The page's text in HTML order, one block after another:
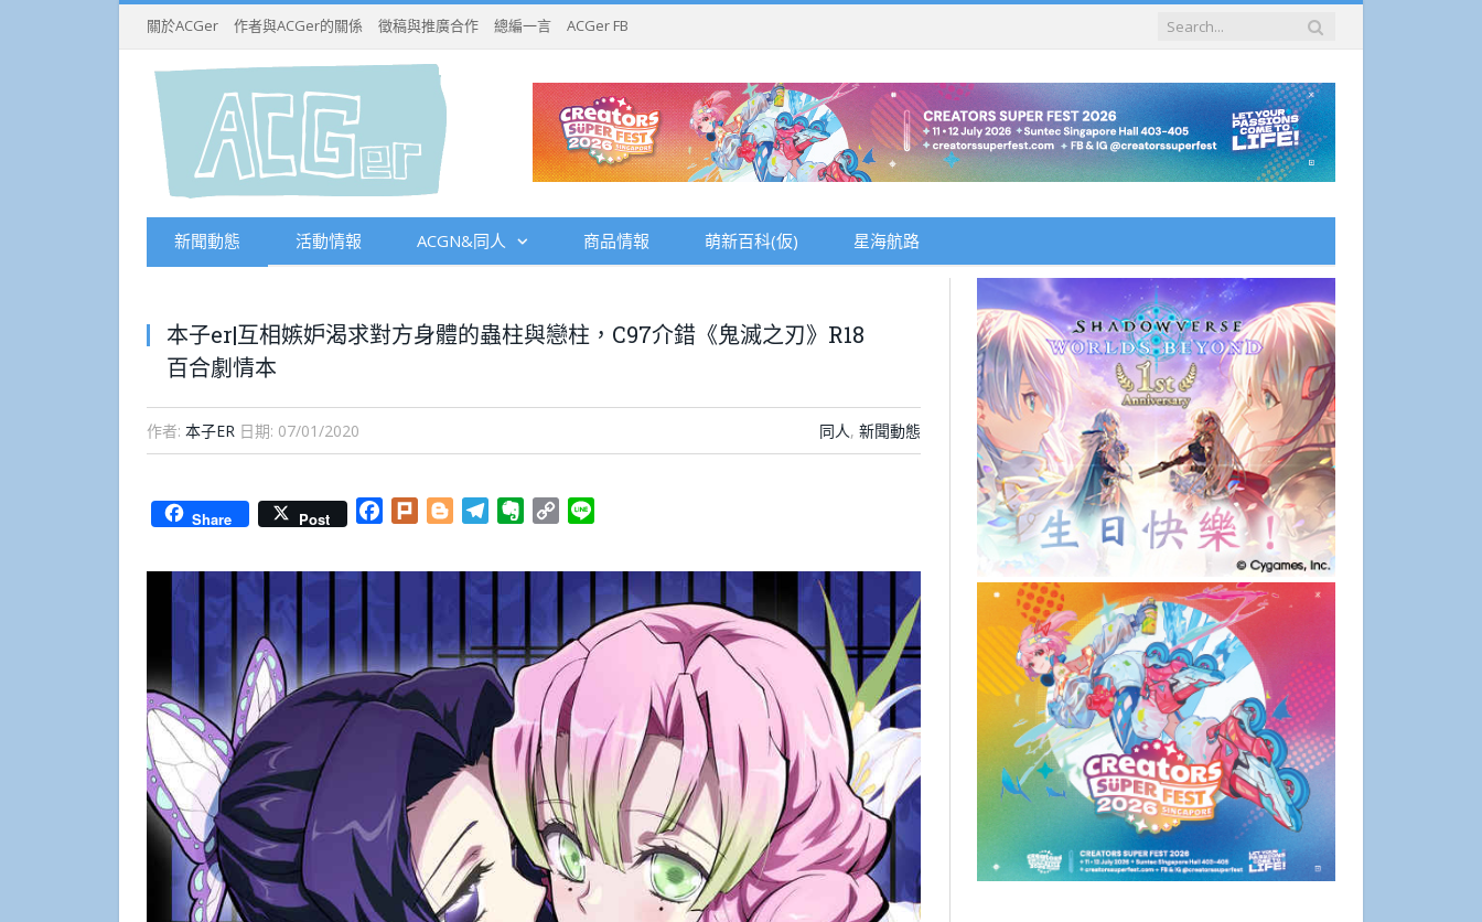
關於ACGer 作者與ACGer的關係 徵稿與推廣合作 總編一言 ACGer FB
新聞動態 活動情報 ACGN&同人 商品情報 萌新百科(仮) 星海航路
本子er|互相嫉妒渴求對方身體的蟲柱與戀柱，C97介錯《鬼滅之刃》R18
百合劇情本
作者: 本子ER 日期: 07/01/2020 同人, 新聞動態
Share Post Facebook
Plurk BloggerTelegramEvernote
Copy